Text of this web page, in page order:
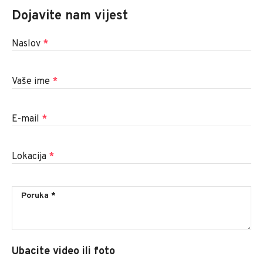
Dojavite nam vijest
Naslov *
Vaše ime *
E-mail *
Lokacija *
Ubacite video ili foto